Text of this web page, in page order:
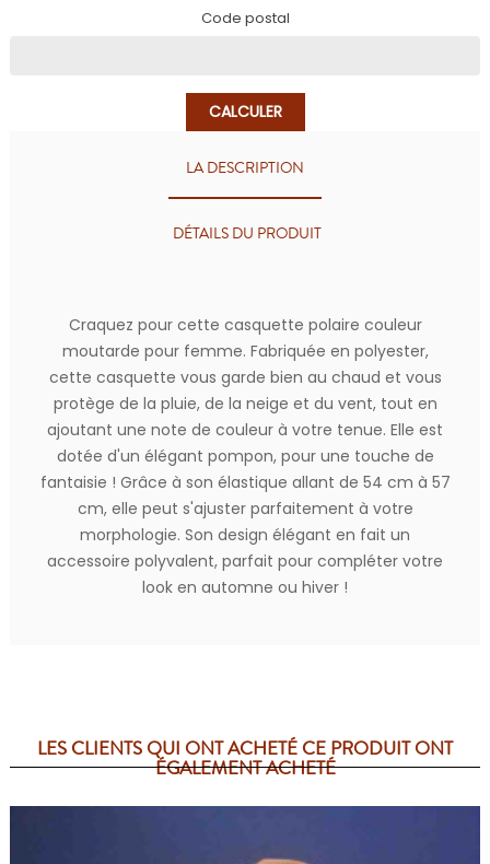
Code postal
CALCULER
LA DESCRIPTION
DÉTAILS DU PRODUIT
Craquez pour cette casquette polaire couleur
moutarde pour femme. Fabriquée en polyester,
cette casquette vous garde bien au chaud et vous
protège de la pluie, de la neige et du vent, tout en
ajoutant une note de couleur à votre tenue. Elle est
dotée d'un élégant pompon, pour une touche de
fantaisie ! Grâce à son élastique allant de 54 cm à 57
cm, elle peut s'ajuster parfaitement à votre
morphologie. Son design élégant en fait un
accessoire polyvalent, parfait pour compléter votre
look en automne ou hiver !
LES CLIENTS QUI ONT ACHETÉ CE PRODUIT ONT
ÉGALEMENT ACHETÉ